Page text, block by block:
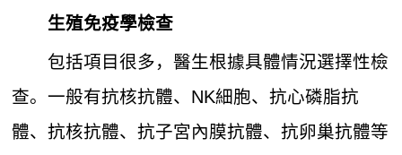
生殖免疫學檢查
包括項目很多，醫生根據具體情況選擇性檢
查。一般有抗核抗體、NK細胞、抗心磷脂抗
體、抗核抗體、抗子宮內膜抗體、抗卵巢抗體等